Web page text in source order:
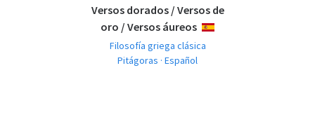
Versos dorados / Versos de
oro / Versos áureos ESPAÑOL
Filosofía griega clásica
Pitágoras · Español